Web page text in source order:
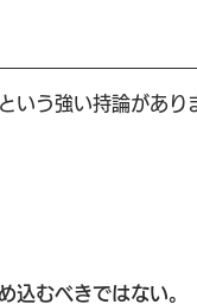
という強い持論があり
込むべきではない。